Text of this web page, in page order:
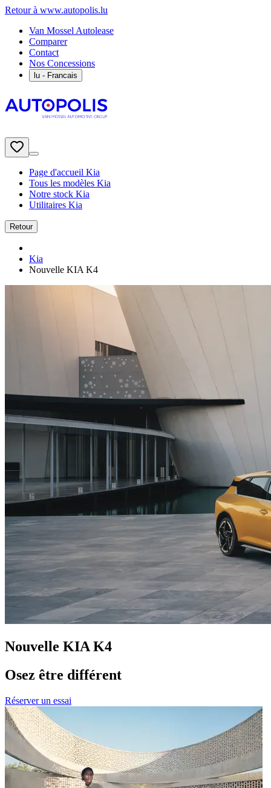
Retour à www.autopolis.lu
Van Mossel Autolease
Comparer
Contact
Nos Concessions
lu - Francais
Page d'accueil Kia
Tous les modèles Kia
Notre stock Kia
Utilitaires Kia
Retour
Kia
Nouvelle KIA K4
Nouvelle KIA K4
Osez être différent
Réserver un essai